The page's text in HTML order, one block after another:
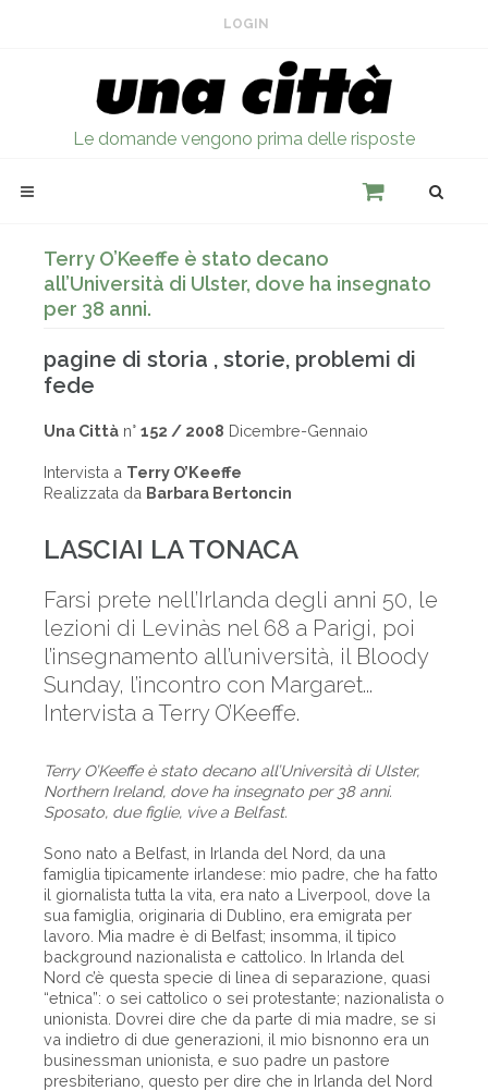
LOGIN
Le domande vengono prima delle risposte
Terry O’Keeffe è stato decano
all’Università di Ulster, dove ha insegnato
per 38 anni.
pagine di storia , storie, problemi di
fede
Una Città n° 152 / 2008 Dicembre-Gennaio
Intervista a Terry O’Keeffe
Realizzata da Barbara Bertoncin
LASCIAI LA TONACA
Farsi prete nell’Irlanda degli anni 50, le
lezioni di Levinàs nel 68 a Parigi, poi
l’insegnamento all’università, il Bloody
Sunday, l’incontro con Margaret...
Intervista a Terry O’Keeffe.
Terry O’Keeffe è stato decano all’Università di Ulster,
Northern Ireland, dove ha insegnato per 38 anni.
Sposato, due figlie, vive a Belfast.
Sono nato a Belfast, in Irlanda del Nord, da una
famiglia tipicamente irlandese: mio padre, che ha fatto
il giornalista tutta la vita, era nato a Liverpool, dove la
sua famiglia, originaria di Dublino, era emigrata per
lavoro. Mia madre è di Belfast; insomma, il tipico
background nazionalista e cattolico. In Irlanda del
Nord c’è questa specie di linea di separazione, quasi
“etnica”: o sei cattolico o sei protestante; nazionalista o
unionista. Dovrei dire che da parte di mia madre, se si
va indietro di due generazioni, il mio bisnonno era un
businessman unionista, e suo padre un pastore
presbiteriano, questo per dire che in Irlanda del Nord